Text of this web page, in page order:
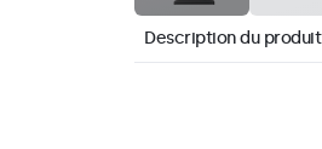
Description du produit